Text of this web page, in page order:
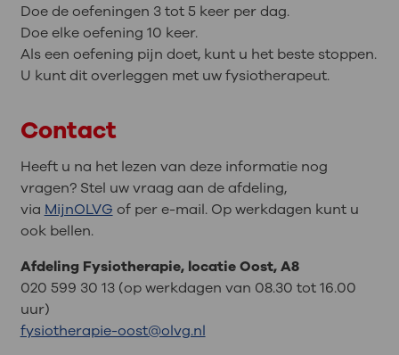
Doe de oefeningen 3 tot 5 keer per dag.
Doe elke oefening 10 keer.
Als een oefening pijn doet, kunt u het beste stoppen.
U kunt dit overleggen met uw fysiotherapeut.
Contact
Heeft u na het lezen van deze informatie nog
vragen? Stel uw vraag aan de afdeling,
via MijnOLVG of per e-mail. Op werkdagen kunt u
ook bellen.
Afdeling Fysiotherapie, locatie Oost, A8
020 599 30 13 (op werkdagen van 08.30 tot 16.00
uur)
fysiotherapie-oost@olvg.nl